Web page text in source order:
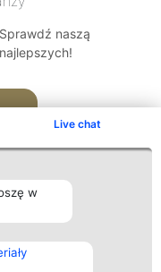
Live chat
w
naszą
Kontakt
Kontakt